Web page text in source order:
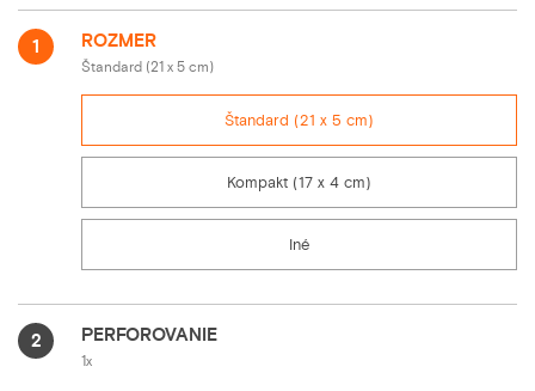
1 ROZMER
Štandard (21 x 5 cm)
Štandard (21 x 5 cm)
Kompakt (17 x 4 cm)
Iné
2 PERFOROVANIE
1x